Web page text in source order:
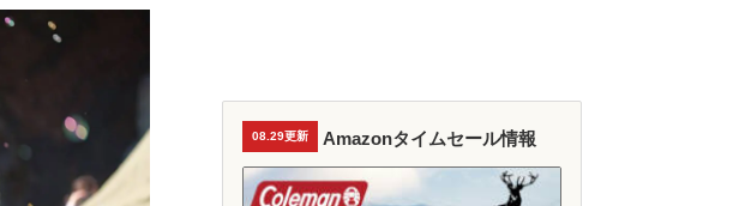
08.29更新 Amazonタイムセール情報